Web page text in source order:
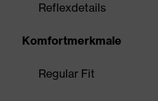
Reflexdetails
Komfortmerkmale
Regular Fit